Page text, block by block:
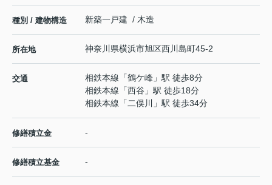
種別 / 建物構造 新築一戸建 / 木造
所在地 神奈川県横浜市旭区西川島町45-2
交通 相鉄本線 「鶴ケ峰 」駅 徒歩8分
相鉄本線 「西谷 」駅 徒歩18分
相鉄本線 「 二俣川 」駅 徒歩34分
修繕積立金 -
修繕積立基金 -